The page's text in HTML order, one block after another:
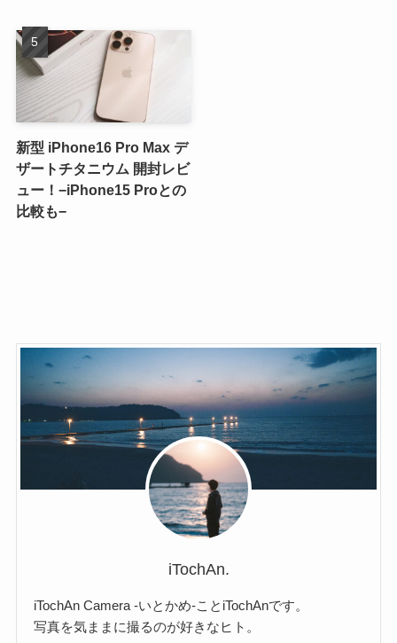
新型 iPhone16 Pro Max デ
ザートチタニウム 開封レビ
ュー！−iPhone15 Proとの
比較も−
iTochAn.
iTochAn Camera -いとかめ-ことiTochAnです。
写真を気ままに撮るのが好きなヒト。